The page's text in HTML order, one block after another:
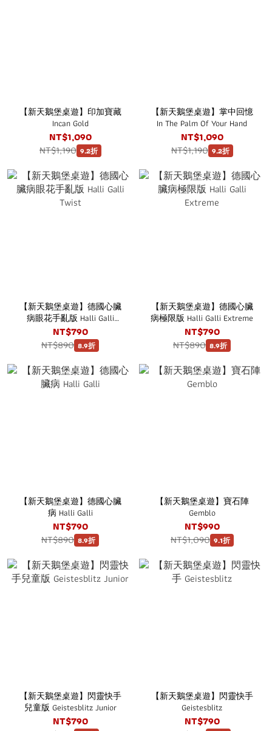
【新天鵝堡桌遊】印加寶藏
Incan Gold
NT$1,090
NT$1,190 9.2折
【新天鵝堡桌遊】掌中回憶
In The Palm Of Your Hand
NT$1,090
NT$1,190 9.2折
【新天鵝堡桌遊】德國心臟
病眼花手亂版 Halli Galli
Twist
NT$790
NT$890 8.9折
【新天鵝堡桌遊】德國心臟
病極限版 Halli Galli Extreme
NT$790
NT$890 8.9折
【新天鵝堡桌遊】德國心臟
病 Halli Galli
NT$790
NT$890 8.9折
【新天鵝堡桌遊】寶石陣
Gemblo
NT$990
NT$1,090 9.1折
【新天鵝堡桌遊】閃靈快手
兒童版 Geistesblitz Junior
NT$790
【新天鵝堡桌遊】閃靈快手
Geistesblitz
NT$790